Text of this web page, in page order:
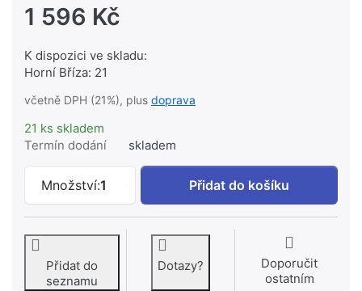
1 596 Kč
K dispozici ve skladu:
Horní Bříza: 21
včetně DPH (21%), plus doprava
21 ks skladem
Termín dodání
skladem
Množství:1
HANSGROHE Focus Páková
Přidat do košíku
Přidat do
seznamu
Dotazy?
Doporučit
ostatním